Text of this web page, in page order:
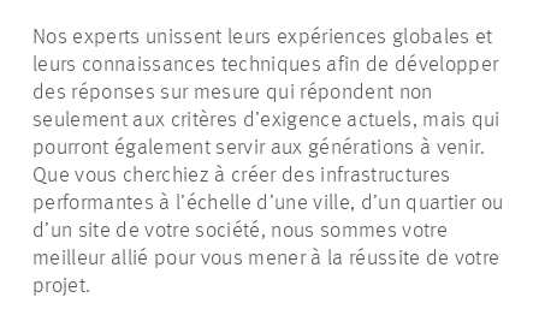
Nos experts unissent leurs expériences globales et
leurs connaissances techniques afin de développer
des réponses sur mesure qui répondent non
seulement aux critères d’exigence actuels, mais qui
pourront également servir aux générations à venir.
Que vous cherchiez à créer des infrastructures
performantes à l’échelle d’une ville, d’un quartier ou
d’un site de votre société, nous sommes votre
meilleur allié pour vous mener à la réussite de votre
projet.